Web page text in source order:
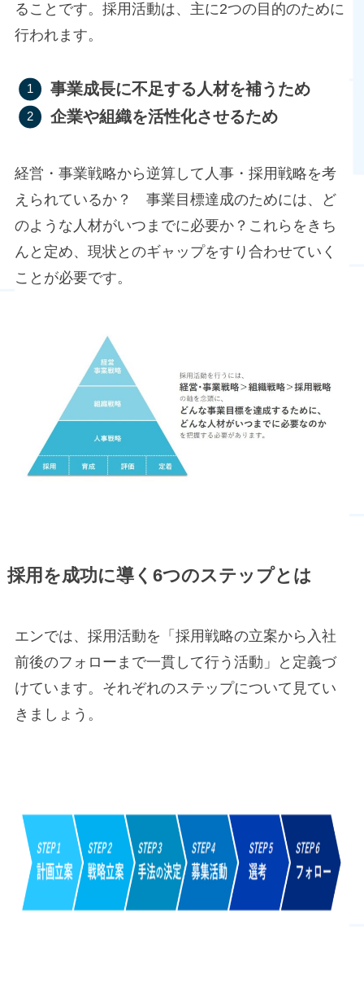
ることです。採用活動は、主に2つの目的のために
行われます。
事業成長に不足する人材を補うため
企業や組織を活性化させるため
経営・事業戦略から逆算して人事・採用戦略を考
えられているか？ 事業目標達成のためには、ど
のような人材がいつまでに必要か？これらをきち
んと定め、現状とのギャップをすり合わせていく
ことが必要です。
採用を成功に導く6つのステップとは
エンでは、採用活動を「採用戦略の立案から入社
前後のフォローまで一貫して行う活動」と定義づ
けています。それぞれのステップについて見てい
きましょう。